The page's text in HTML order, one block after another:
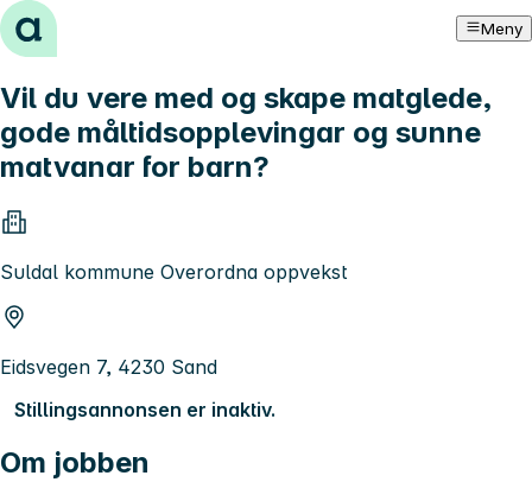
Hopp til innhold Meny
Vil du vere med og skape matglede,
gode måltidsopplevingar og sunne
matvanar for barn?
Suldal kommune Overordna oppvekst
Eidsvegen 7, 4230 Sand
Stillingsannonsen er inaktiv.
Om jobben